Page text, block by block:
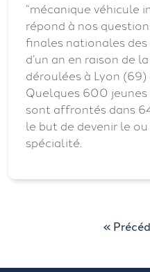
“mécanique véhicule
répond à nos
finales nationales des
d’un an en raison de
déroulées à Lyon (69)
Quelques 600 jeunes
sont affrontés dans
le but de devenir le
spécialité.
«